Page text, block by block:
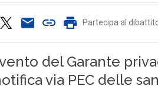
Partecipa al
del Garante
via PEC delle